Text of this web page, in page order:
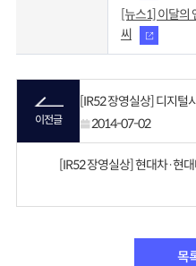
[뉴스1] 이달의
씨
이전글
[IR52 장영실상] 디지털
2014-07-02
[IR52 장영실상] 현대차·현
목